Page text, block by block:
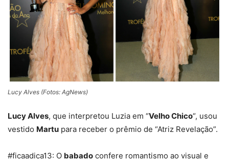
Lucy Alves (Fotos: AgNews)
Lucy Alves, que interpretou Luzia em “Velho Chico“, usou
vestido Martu para receber o prêmio de “Atriz Revelação”.
#ficaadica13: O babado confere romantismo ao visual e